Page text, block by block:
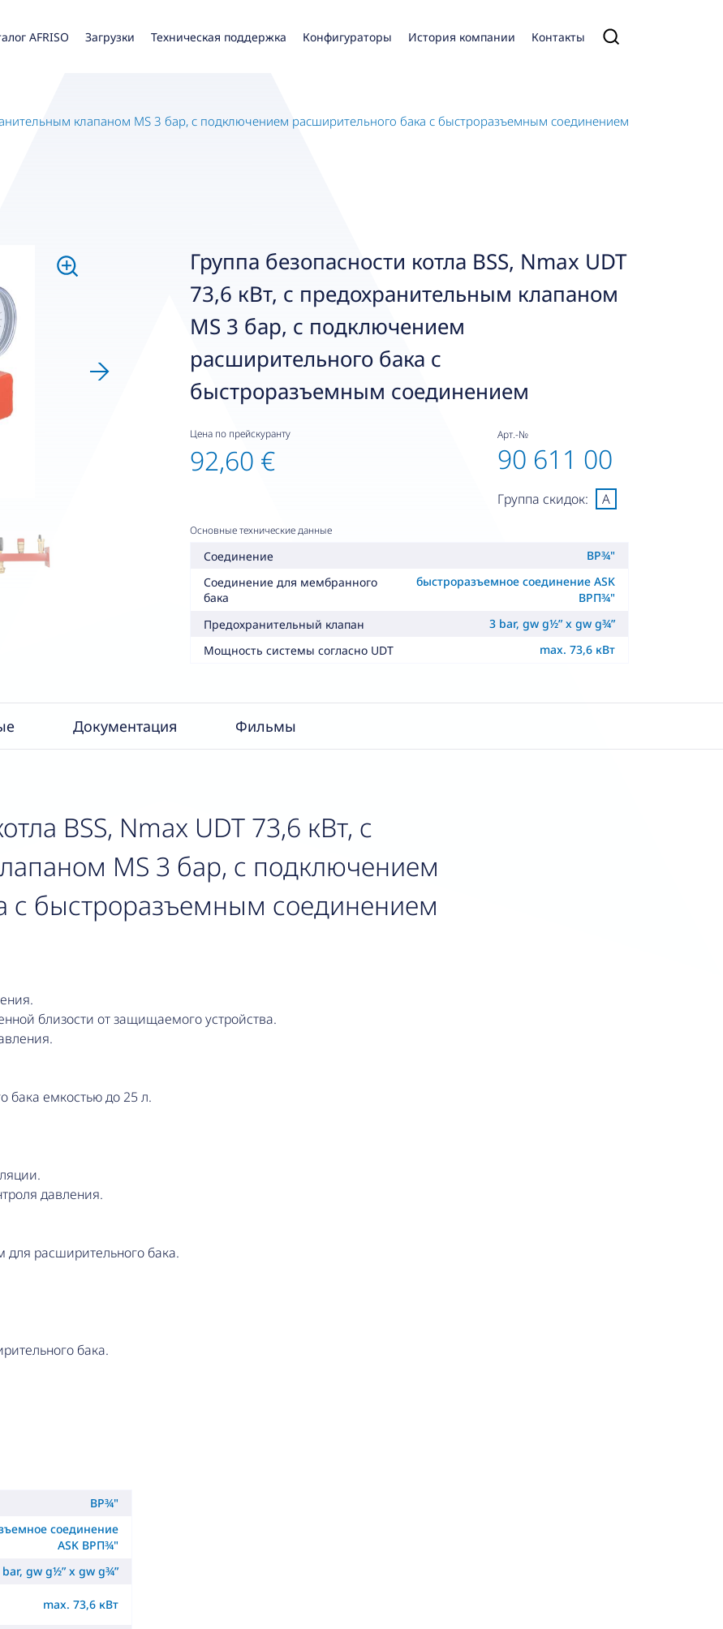
AFRISO Загрузки Техническая поддержка Конфигураторы История компании Контакты
клапаном MS 3 бар, с подключением расширительного бака с быстроразъемным соединением
Группа безопасности котла BSS, Nmax UDT
73,6 кВт, с предохранительным клапаном
MS 3 бар, с подключением
расширительного бака с
быстроразъемным соединением
Цена по прейскуранту
92,60 €
Арт.-№
90 611 00
Группа скидок: A
Основные технические данные
Соединение
ВР¾"
Соединение для мембранного
бака
быстроразъемное соединение ASK
ВРП¾"
Предохранительный клапан
3 bar, gw g½” x gw g¾”
Мощность системы согласно UDT
max. 73,6 кВт
Документация Фильмы
BSS, Nmax UDT 73,6 кВт, с
MS 3 бар, с подключением
с быстроразъемным соединением
близости от защищаемого устройства.
бака емкостью до 25 л.
давления.
расширительного бака.
бака.
ВР¾"
соединение
ASK ВРП¾"
bar, gw g½” x gw g¾”
max. 73,6 кВт